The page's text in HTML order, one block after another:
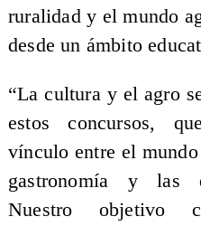
ruralidad y el mundo
desde un ámbito
“La cultura y el agro
estos concursos,
vínculo entre el
gastronomía y las
Nuestro objetivo